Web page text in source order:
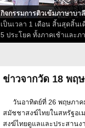
กิจกรรมการติวเข้มภาษาบาลี
เป็นเวลา 1 เดือน สิ้นสุดสิ้น
5 ประโยค ทั้งภาคเช้าและ
ข่าวจากวัด 18 พฤ
วันอาทิตย์ที่ 26 พฤษภา
สมัชชาสงฆ์ไทยในสหรัฐอ
สงฆ์ไทยดูแลและประสาน